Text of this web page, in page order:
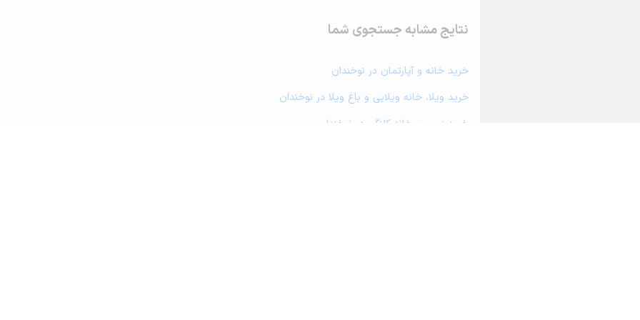
نتایج مشابه جستجوی شما
خرید خانه و آپارتمان در نوخندان
خرید ویلا، خانه ویلایی و باغ ویلا در نوخندان
خرید زمین و خانه کلنگی در نوخندان